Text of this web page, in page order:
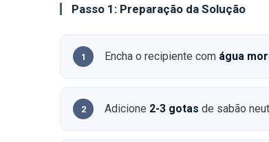
Passo 1: Preparação da Solução
Encha o recipiente com água
Adicione 2-3 gotas de sabão